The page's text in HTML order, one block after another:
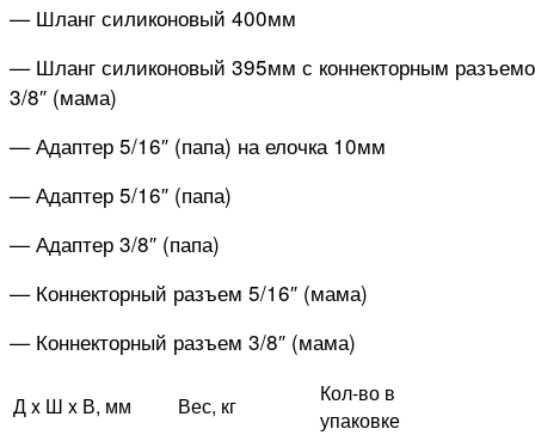
— Шланг силиконовый 400мм
— Шланг силиконовый 395мм с коннекторным
3/8″ (мама)
— Адаптер 5/16″ (папа) на елочка 10мм
— Адаптер 5/16″ (папа)
— Адаптер 3/8″ (папа)
— Коннекторный разъем 5/16″ (мама)
— Коннекторный разъем 3/8″ (мама)
Д x Ш x В, мм Вес, кг
Кол-во в
упаковке